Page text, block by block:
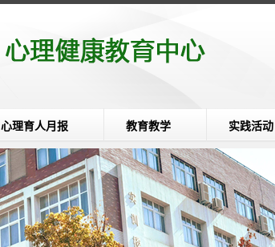
心理育人月报 教育教学 实践活动